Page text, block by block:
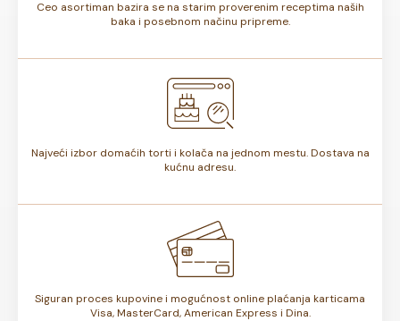
Ceo asortiman bazira se na starim proverenim receptima naših
baka i posebnom načinu pripreme.
Najveći izbor domaćih torti i kolača na jednom mestu. Dostava na
kućnu adresu.
Siguran proces kupovine i mogućnost online plaćanja karticama
Visa, MasterCard, American Express i Dina.